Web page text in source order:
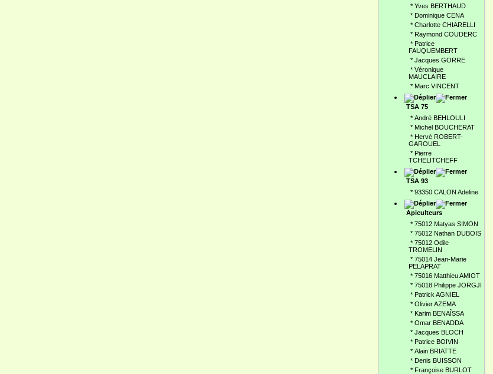
* Yves BERTHAUD
* Dominique CENA
* Charlotte CHIARELLI
* Raymond COUDERC
* Patrice
FAUQUEMBERT
* Jacques GORRE
* Véronique
MAUCLAIRE
* Marc VINCENT
TSA 75
* André BEHLOULI
* Michel BOUCHERAT
* Hervé ROBERT-
GAROUEL
* Pierre
TCHELITCHEFF
TSA 93
* 93350 CALON Adeline
Apiculteurs
* 75012 Matyas SIMON
* 75012 Nathan DUBOIS
* 75012 Odile
TROMELIN
* 75014 Jean-Marie
PELAPRAT
* 75016 Matthieu AMIOT
* 75018 Philippe JORGJI
* Patrick AGNIEL
* Olivier AZEMA
* Karim BENAÎSSA
* Omar BENADDA
* Jacques BLOCH
* Patrice BOIVIN
* Alain BRIATTE
* Denis BUISSON
* Françoise BURLOT